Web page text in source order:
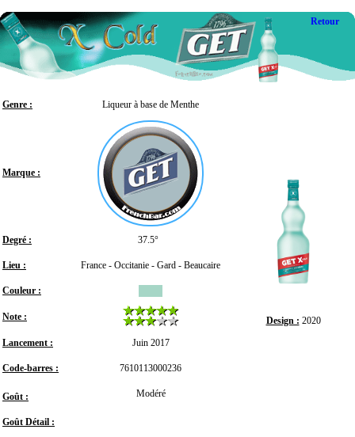
Retour
Design : 2020
Genre : Liqueur à base de Menthe
Marque :
Degré : 37.5°
Lieu : France - Occitanie - Gard - Beaucaire
Couleur :
Note :
Lancement : Juin 2017
Code-barres : 7610113000236
Goût : Modéré
Goût Détail :